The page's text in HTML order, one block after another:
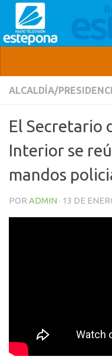
ALCALDÍA/
El Secretario
Interior se
mandos
POR ADMIN · 13 DE